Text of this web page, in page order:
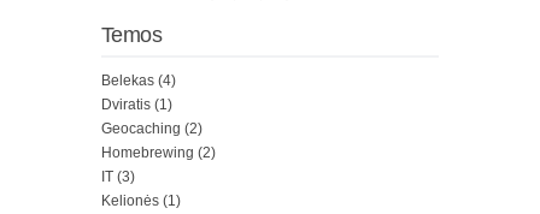
Temos
Belekas (4)
Dviratis (1)
Geocaching (2)
Homebrewing (2)
IT (3)
Kelionės (1)